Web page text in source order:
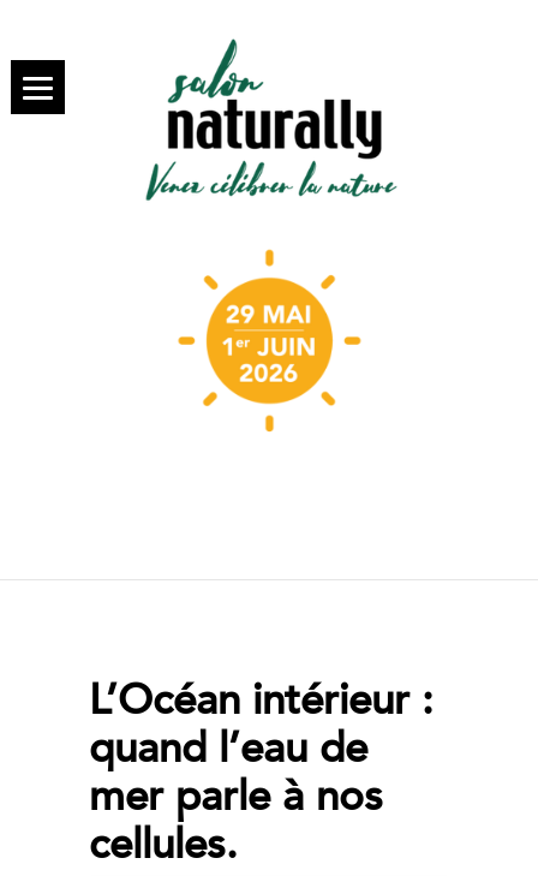
salon
NATURALLY
Paris
VENEZ SAVOURER LA BIO
L’Océan intérieur :
quand l’eau de
mer parle à nos
cellules.